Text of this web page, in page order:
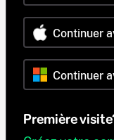
Continuer
Continuer
Première